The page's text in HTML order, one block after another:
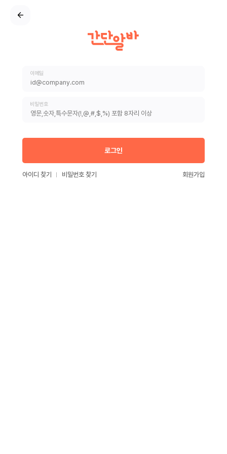
이메일
비밀번호
로그인
아이디 찾기 비밀번호 찾기 회원가입